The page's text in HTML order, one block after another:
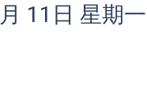
11日 星期